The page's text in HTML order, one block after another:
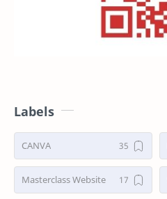
Labels
CANVA
Masterclass Website